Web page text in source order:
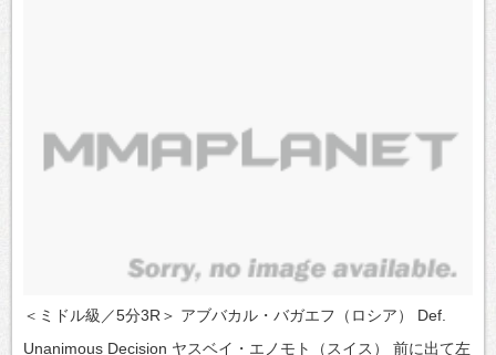
＜ミドル級／5分3R＞ アブバカル・バガエフ（ロシア） Def.
Unanimous Decision ヤスベイ・エノモト（スイス） 前に出て左